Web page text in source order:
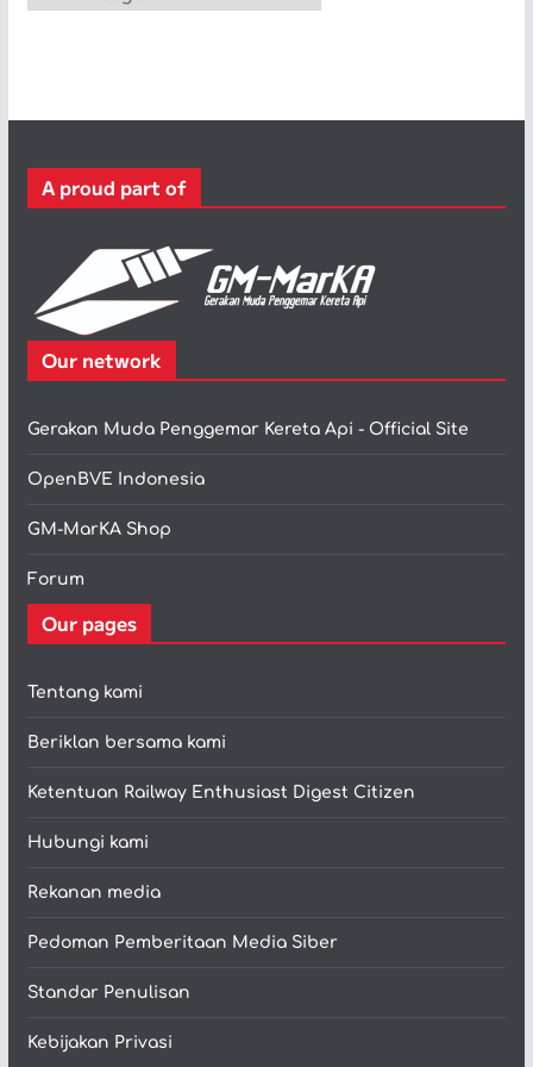
a
r
A proud part of
Our network
Gerakan Muda Penggemar Kereta Api - Official Site
OpenBVE Indonesia
GM-MarKA Shop
Forum
Our pages
Tentang kami
Beriklan bersama kami
Ketentuan Railway Enthusiast Digest Citizen
Hubungi kami
Rekanan media
Pedoman Pemberitaan Media Siber
Standar Penulisan
Kebijakan Privasi